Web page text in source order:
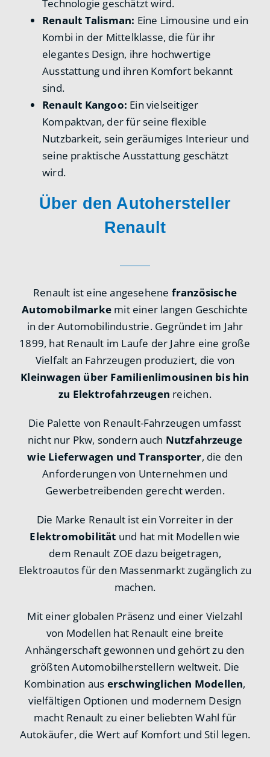
Technologie geschätzt wird.
Renault Talisman: Eine Limousine und ein
Kombi in der Mittelklasse, die für ihr
elegantes Design, ihre hochwertige
Ausstattung und ihren Komfort bekannt
sind.
Renault Kangoo: Ein vielseitiger
Kompaktvan, der für seine flexible
Nutzbarkeit, sein geräumiges Interieur und
seine praktische Ausstattung geschätzt
wird.
Über den Autohersteller
Renault
Renault ist eine angesehene französische
Automobilmarke mit einer langen Geschichte
in der Automobilindustrie. Gegründet im Jahr
1899, hat Renault im Laufe der Jahre eine große
Vielfalt an Fahrzeugen produziert, die von
Kleinwagen über Familienlimousinen bis hin
zu Elektrofahrzeugen reichen.
Die Palette von Renault-Fahrzeugen umfasst
nicht nur Pkw, sondern auch Nutzfahrzeuge
wie Lieferwagen und Transporter, die den
Anforderungen von Unternehmen und
Gewerbetreibenden gerecht werden.
Die Marke Renault ist ein Vorreiter in der
Elektromobilität und hat mit Modellen wie
dem Renault ZOE dazu beigetragen,
Elektroautos für den Massenmarkt zugänglich zu
machen.
Mit einer globalen Präsenz und einer Vielzahl
von Modellen hat Renault eine breite
Anhängerschaft gewonnen und gehört zu den
größten Automobilherstellern weltweit. Die
Kombination aus erschwinglichen Modellen,
vielfältigen Optionen und modernem Design
macht Renault zu einer beliebten Wahl für
Autokäufer, die Wert auf Komfort und Stil legen.